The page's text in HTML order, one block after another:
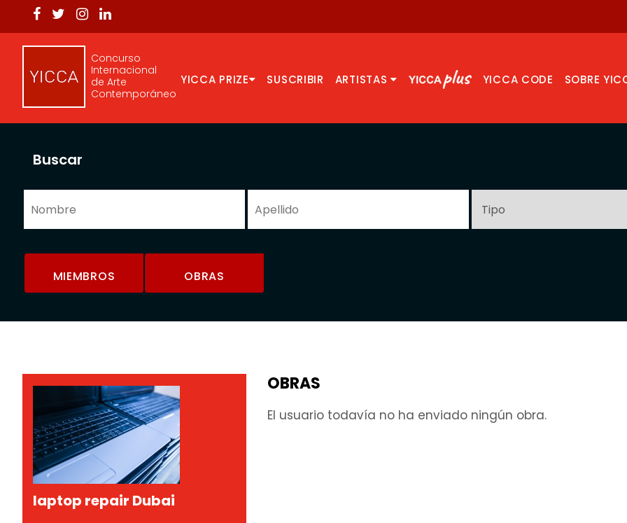
Concurso
Internacional
de Arte
Contemporáneo
YICCA PRIZE SUSCRIBIR ARTISTAS YICCA CODE SOBRE
Buscar
MIEMBROS OBRAS
laptop repair Dubai
OBRAS
El usuario todavía no ha enviado ningún obra.